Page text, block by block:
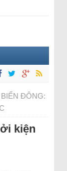
BIỂN ĐÔNG:
kiện